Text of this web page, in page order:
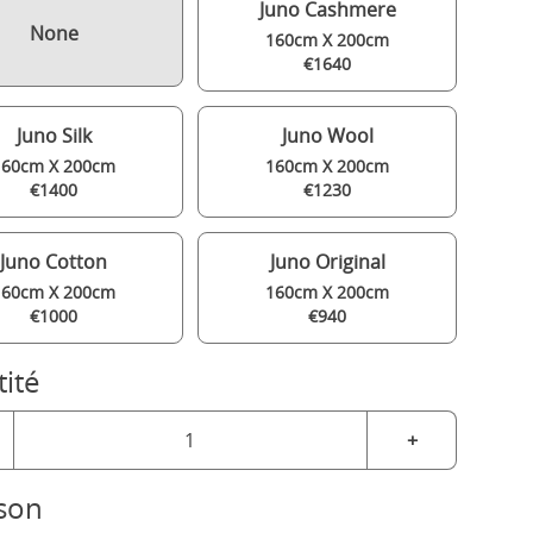
None
Juno Cashmere
160cm X 200cm
€1640
Juno Silk
X 200cm
€1400
Juno Wool
160cm X 200cm
€1230
Juno Cotton
X 200cm
€1000
Juno Original
160cm X 200cm
€940
+